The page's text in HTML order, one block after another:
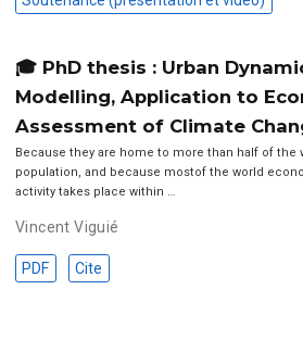
🎓 PhD thesis : Urban
Modelling, Application to
Assessment of Climate
Because they are home to more than half of the
population, and because mostof the world
activity takes place within …
Vincent Viguié
PDF Cite